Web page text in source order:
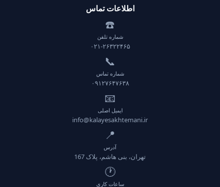
اطلاعات تماس
☎️
شماره تلفن
۰۲۱-۲۶۳۲۲۴۶۵
📞
شماره تماس
۰۹۱۲۷۶۴۷۶۳۸
📧
ایمیل اصلی
info@kalayesakhtemani.ir
📍
آدرس
تهران، بنی هاشم، پلاک 167
🕐
ساعات کاری